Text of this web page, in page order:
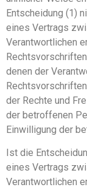
Entscheidung (1)
eines Vertrags
Verantwortlichen
denen der
der Rechte und
der betroffenen
Einwilligung der
Ist die
eines Vertrags
Verantwortlichen